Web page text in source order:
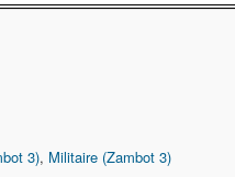
3), Militaire (Zambot 3)